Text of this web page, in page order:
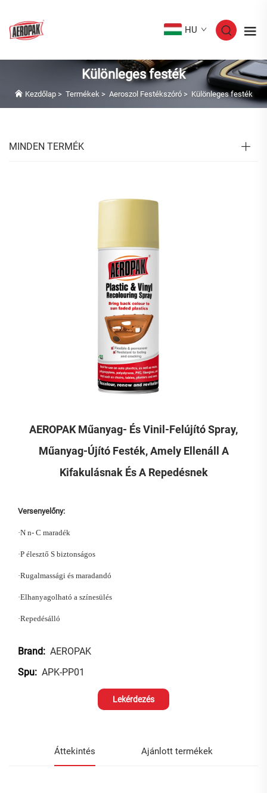
HU
Különleges festék
Kezdőlap > Termékek > Aeroszol Festékszóró > Különleges festék
MINDEN TERMÉK
AEROPAK Műanyag- És Vinil-Felújító Spray,
Műanyag-Újító Festék, Amely Ellenáll A
Kifakulásnak És A Repedésnek
Versenyelőny:
·N n- C maradék
·P élesztő S biztonságos
·Rugalmassági és maradandó
·Elhanyagolható a színesülés
·Repedésálló
Brand: AEROPAK
Spu: APK-PP01
Lekérdezés
Áttekintés Ajánlott termékek